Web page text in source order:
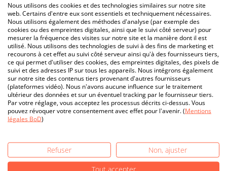
Nous utilisons des cookies et des technologies similaires sur notre site
web. Certains d'entre eux sont essentiels et techniquement nécessaires.
Nous utilisons également des méthodes d'analyse (par exemple des
cookies ou des empreintes digitales, ainsi que le suivi côté serveur) pour
mesurer la fréquence des visites sur notre site et la manière dont il est
utilisé. Nous utilisons des technologies de suivi à des fins de marketing et
recourons à cet effet au suivi côté serveur ainsi qu'à des fournisseurs tiers,
ce qui permet d'utiliser des cookies, des empreintes digitales, des pixels de
suivi et des adresses IP sur tous les appareils. Nous intégrons également
sur notre site des contenus tiers provenant d'autres fournisseurs
(plateformes vidéo). Nous n'avons aucune influence sur le traitement
ultérieur des données et sur un éventuel tracking par le fournisseur tiers.
Par votre réglage, vous acceptez les processus décrits ci-dessus. Vous
pouvez révoquer votre consentement avec effet pour l'avenir. (Mentions
légales BoD)
Refuser
Non, ajuster
Tout accepter